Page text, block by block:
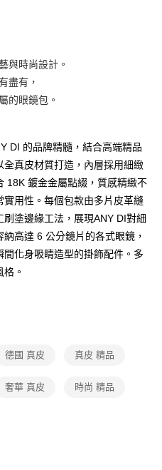
運費
與時尚設計。
盡有，
的眼鏡包。
DI 的品牌精髓，結合高端精品
真皮材質打造，內層採用細緻
18K 鍍金金屬點綴，質感精緻不
用性。每個包款由多片皮革縫
塗邊緣工法，展現ANY DI對細
高達 6 公分鏡片的各式眼鏡，
化身吸睛造型的掛飾配件。多
。
德國 真皮 真皮 精品
奢華 真皮 時尚 精品